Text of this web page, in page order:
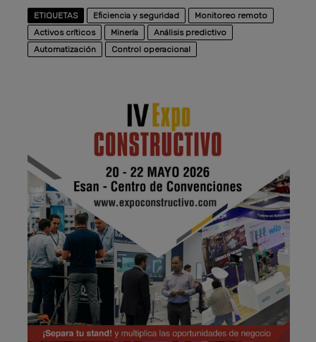
ETIQUETAS Eficiencia y seguridad
Monitoreo remoto
Activos críticos
Minería
Análisis predictivo
Automatización
Control operacional